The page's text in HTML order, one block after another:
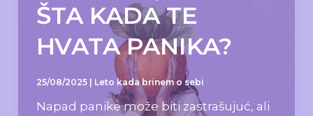
ŠTA KADA TE
HVATA PANIKA?
25/08/2025 | Leto kada brinem o sebi
Napad panike može biti zastrašujuć, ali